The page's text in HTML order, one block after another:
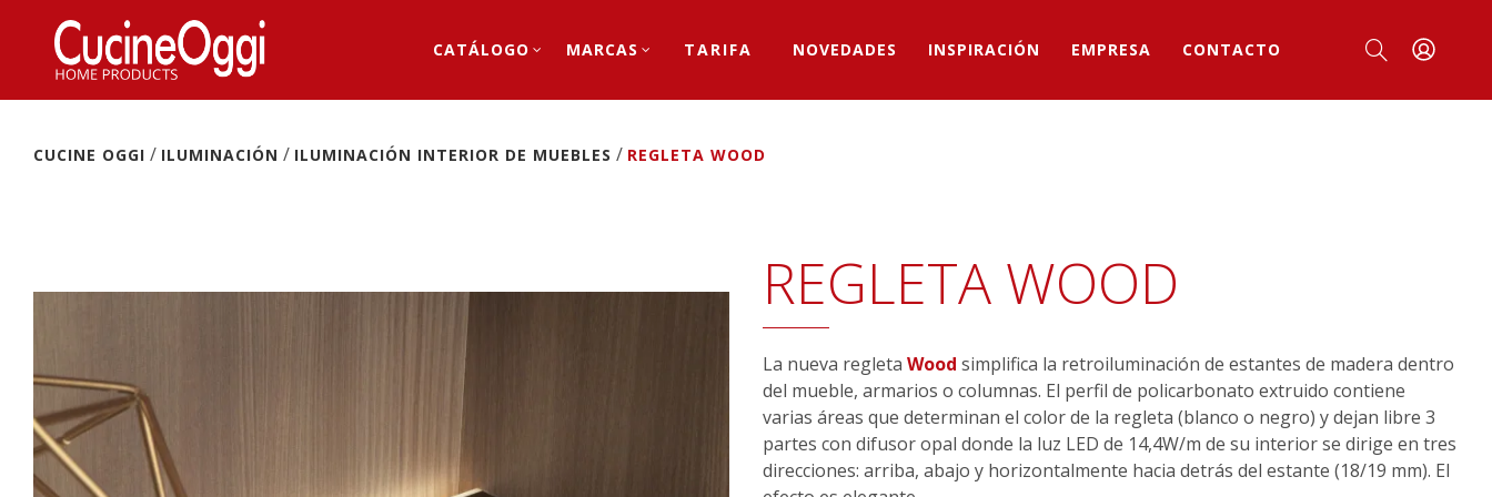
CATÁLOGO MARCAS TARIFA NOVEDADES INSPIRACIÓN EMPRESA CONTACTO
CUCINE OGGI / ILUMINACIÓN / ILUMINACIÓN INTERIOR DE MUEBLES / REGLETA WOOD
REGLETA WOOD
La nueva regleta Wood simplifica la retroiluminación de estantes de madera dentro
del mueble, armarios o columnas. El perfil de policarbonato extruido contiene
varias áreas que determinan el color de la regleta (blanco o negro) y dejan libre 3
partes con difusor opal donde la luz LED de 14,4W/m de su interior se dirige en tres
direcciones: arriba, abajo y horizontalmente hacia detrás del estante (18/19 mm). El